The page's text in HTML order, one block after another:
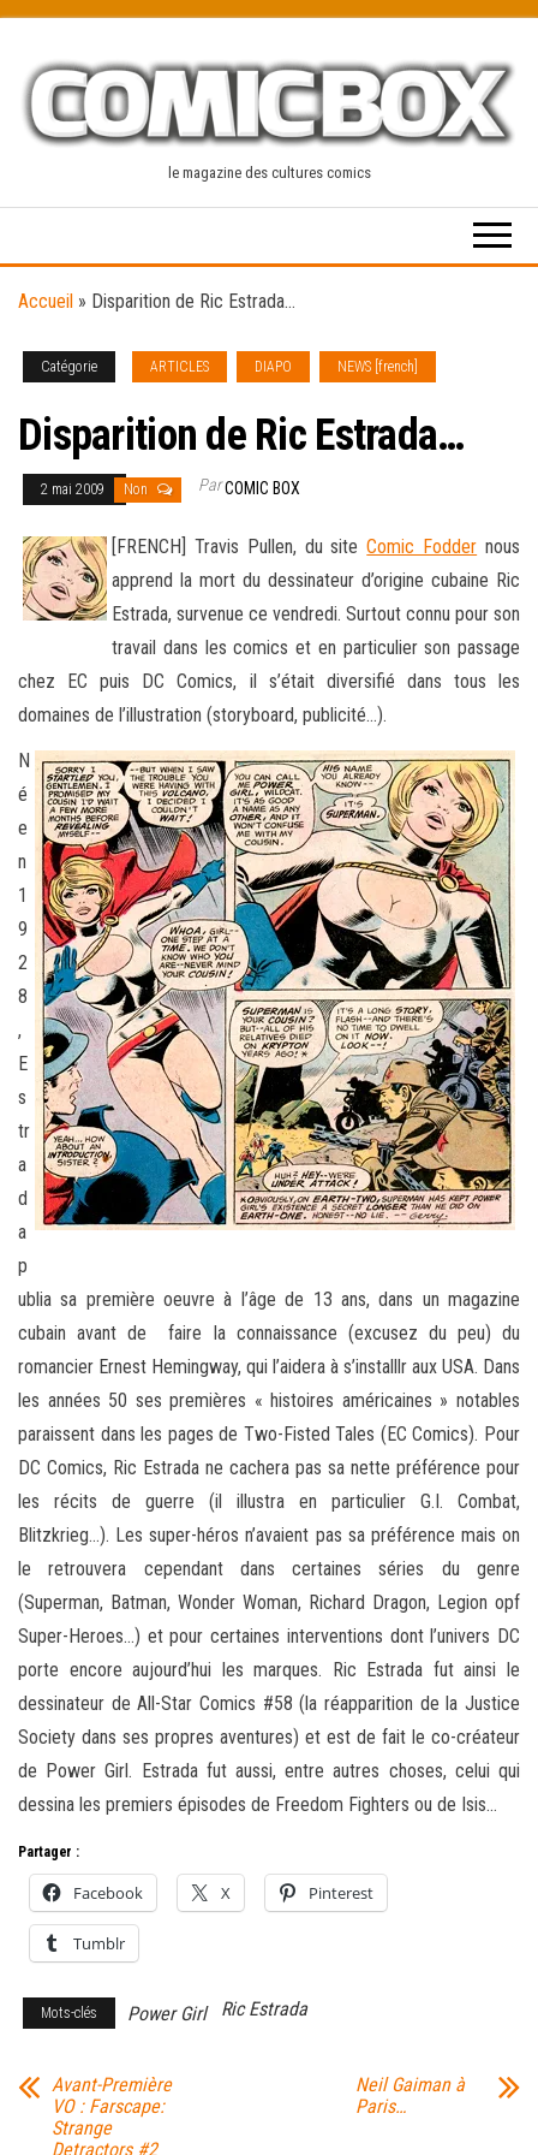
content
le magazine des cultures comics
Accueil » Disparition de Ric Estrada…
Catégorie ARTICLES DIAPO NEWS [french]
Disparition de Ric Estrada…
2 mai 2009 Non ParCOMIC BOX
[FRENCH] Travis Pullen, du siteComic Fodder nous
apprend la mort du dessinateur d’origine cubaine Ric
Estrada, survenue ce vendredi. Surtout connu pour son
travail dans les comics et en particulier son passage
chez EC puis DC Comics, il s’était diversifié dans tous les
domaines de l’illustration (storyboard, publicité…).
N
é
e
n
1
9
2
8
,
E
s
tr
a
d
a
p
ublia sa première oeuvre à l’âge de 13 ans, dans un magazine
cubain avant de faire la connaissance (excusez du peu) du
romancier Ernest Hemingway, qui l’aidera à s’installlr aux USA. Dans
les années 50 ses premières « histoires américaines » notables
paraissent dans les pages de Two-Fisted Tales (EC Comics). Pour
DC Comics, Ric Estrada ne cachera pas sa nette préférence pour
les récits de guerre (il illustra en particulier G.I. Combat,
Blitzkrieg…). Les super-héros n’avaient pas sa préférence mais on
le retrouvera cependant dans certaines séries du genre
(Superman, Batman, Wonder Woman, Richard Dragon, Legion opf
Super-Heroes…) et pour certaines interventions dont l’univers DC
porte encore aujourd’hui les marques. Ric Estrada fut ainsi le
dessinateur de All-Star Comics #58 (la réapparition de la Justice
Society dans ses propres aventures) et est de fait le co-créateur
de Power Girl. Estrada fut aussi, entre autres choses, celui qui
dessina les premiers épisodes de Freedom Fighters ou de Isis…
Partager :
Facebook X Pinterest
Tumblr
Mots-clés Power Girl Ric Estrada
Avant-Première
VO : Farscape:
Strange
Detractors #2
Neil Gaiman à
Paris…